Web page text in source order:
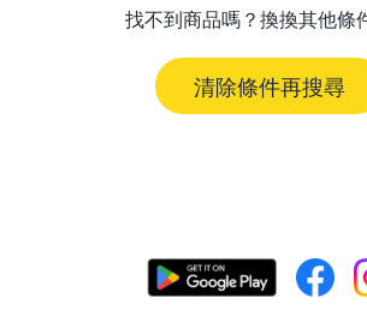
找不到商品嗎？換換其他條
清除條件再搜尋